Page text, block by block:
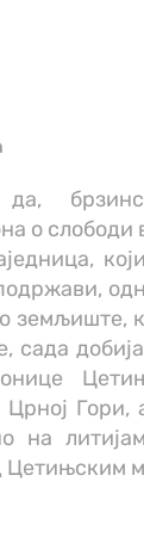
о слободи
земљиште,
сада
Црној
на
Цетињским